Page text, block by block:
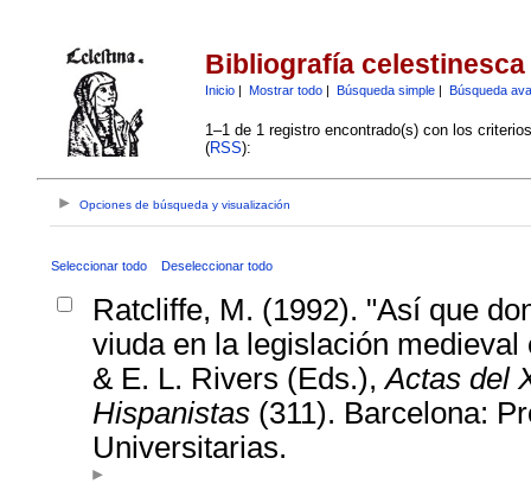
Bibliografía celestinesca
Inicio| Mostrar todo| Búsqueda simple| Búsqueda
1–1 de 1 registro encontrado(s) con los
(RSS):
Opciones de búsqueda y visualización
Seleccionar todo Deseleccionar todo
Ratcliffe, M. (1992). "Así que
viuda en la legislación
& E. L. Rivers (Eds.),Actas del
Hispanistas(311). Barcelona:
Universitarias.